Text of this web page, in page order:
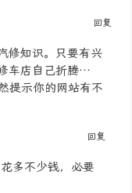
回复
修知识。只要有兴
车店自己折腾…
提示你的网站有不
回复
多不少钱，必要